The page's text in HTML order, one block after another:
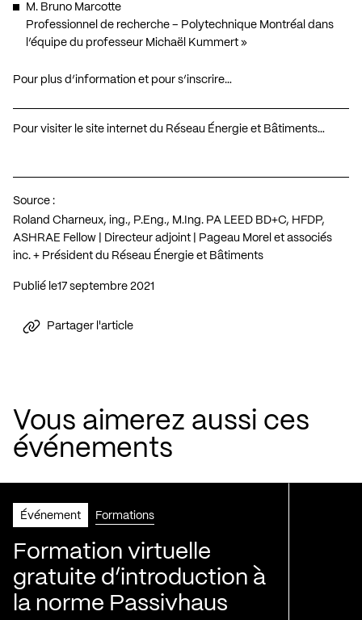
M. Bruno Marcotte
Professionnel de recherche – Polytechnique Montréal dans
l’équipe du professeur Michaël Kummert »
Pour plus d’information et pour s’inscrire…
Pour visiter le site internet du Réseau Énergie et Bâtiments…
Source :
Roland Charneux, ing., P.Eng., M.Ing. PA LEED BD+C, HFDP,
ASHRAE Fellow | Directeur adjoint | Pageau Morel et associés
inc. + Président du Réseau Énergie et Bâtiments
Publié le 17 septembre 2021
Partager l'article
Vous aimerez aussi ces
événements
Événement Formations
Formation virtuelle
gratuite d’introduction à
la norme Passivhaus